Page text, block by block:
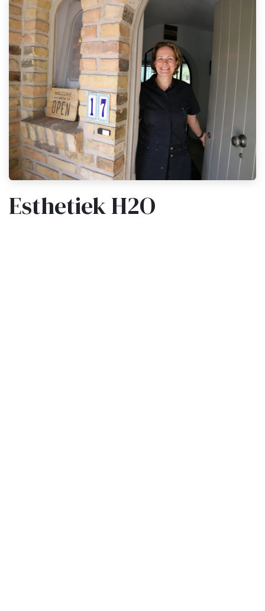
Esthetiek H2O